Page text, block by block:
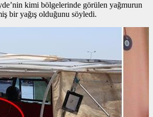
kimi bölgelerinde görülen yağmurun
bir yağış olduğunu söyledi.